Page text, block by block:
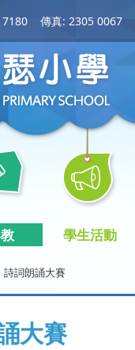
傳真: 2305 0067
學生活動
詩詞朗誦大賽
大賽